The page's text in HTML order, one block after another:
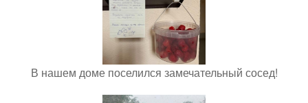
В нашем доме поселился замечательный сосед!